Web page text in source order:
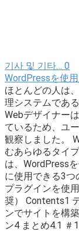
기사 및 기타… 0
WordPressを使
ほとんどの人は
理システムであ
Webデザイナー
ているため、ユ
観察しました。
むあらゆるタイ
は、WordPress
に使用できる3つ
プラグインを使
奨） Contents1
ンでサイトを構
ン4 まとめ4.1 ＃